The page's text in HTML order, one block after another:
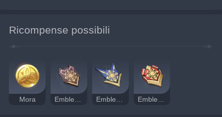
Ricompense possibili
Mora Emblema della recluta Emblema del sergente Emblema del tenente